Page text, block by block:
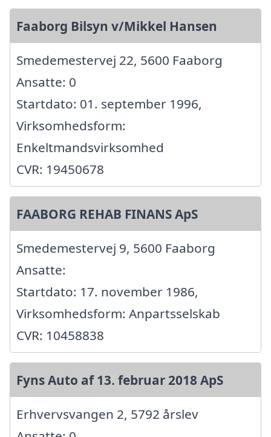
Faaborg Bilsyn v/Mikkel Hansen
Smedemestervej 22, 5600 Faaborg
Ansatte: 0
Startdato: 01. september 1996,
Virksomhedsform:
Enkeltmandsvirksomhed
CVR: 19450678
FAABORG REHAB FINANS ApS
Smedemestervej 9, 5600 Faaborg
Ansatte:
Startdato: 17. november 1986,
Virksomhedsform: Anpartsselskab
CVR: 10458838
Fyns Auto af 13. februar 2018 ApS
Erhvervsvangen 2, 5792 årslev